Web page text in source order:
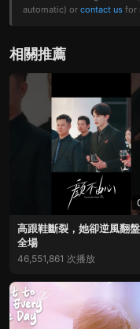
automatic) or contact us for
相關推薦
高跟鞋斷裂，她卻逆風翻
全場
46,551,861 次播放